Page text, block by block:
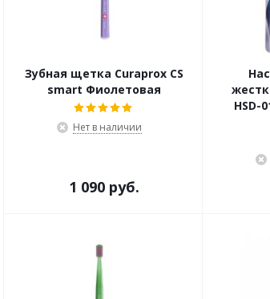
Зубная щетка Curaprox CS
smart Фиолетовая
Нет в наличии
1 090 руб.
HSD-